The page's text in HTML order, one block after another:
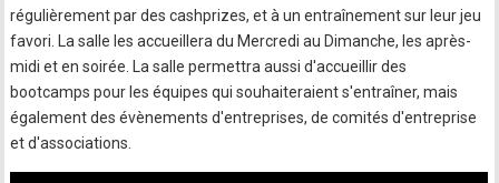
régulièrement par des cashprizes, et à un entraînement sur leur jeu
favori. La salle les accueillera du Mercredi au Dimanche, les après-
midi et en soirée. La salle permettra aussi d'accueillir des
bootcamps pour les équipes qui souhaiteraient s'entraîner, mais
également des évènements d'entreprises, de comités d'entreprise
et d'associations.